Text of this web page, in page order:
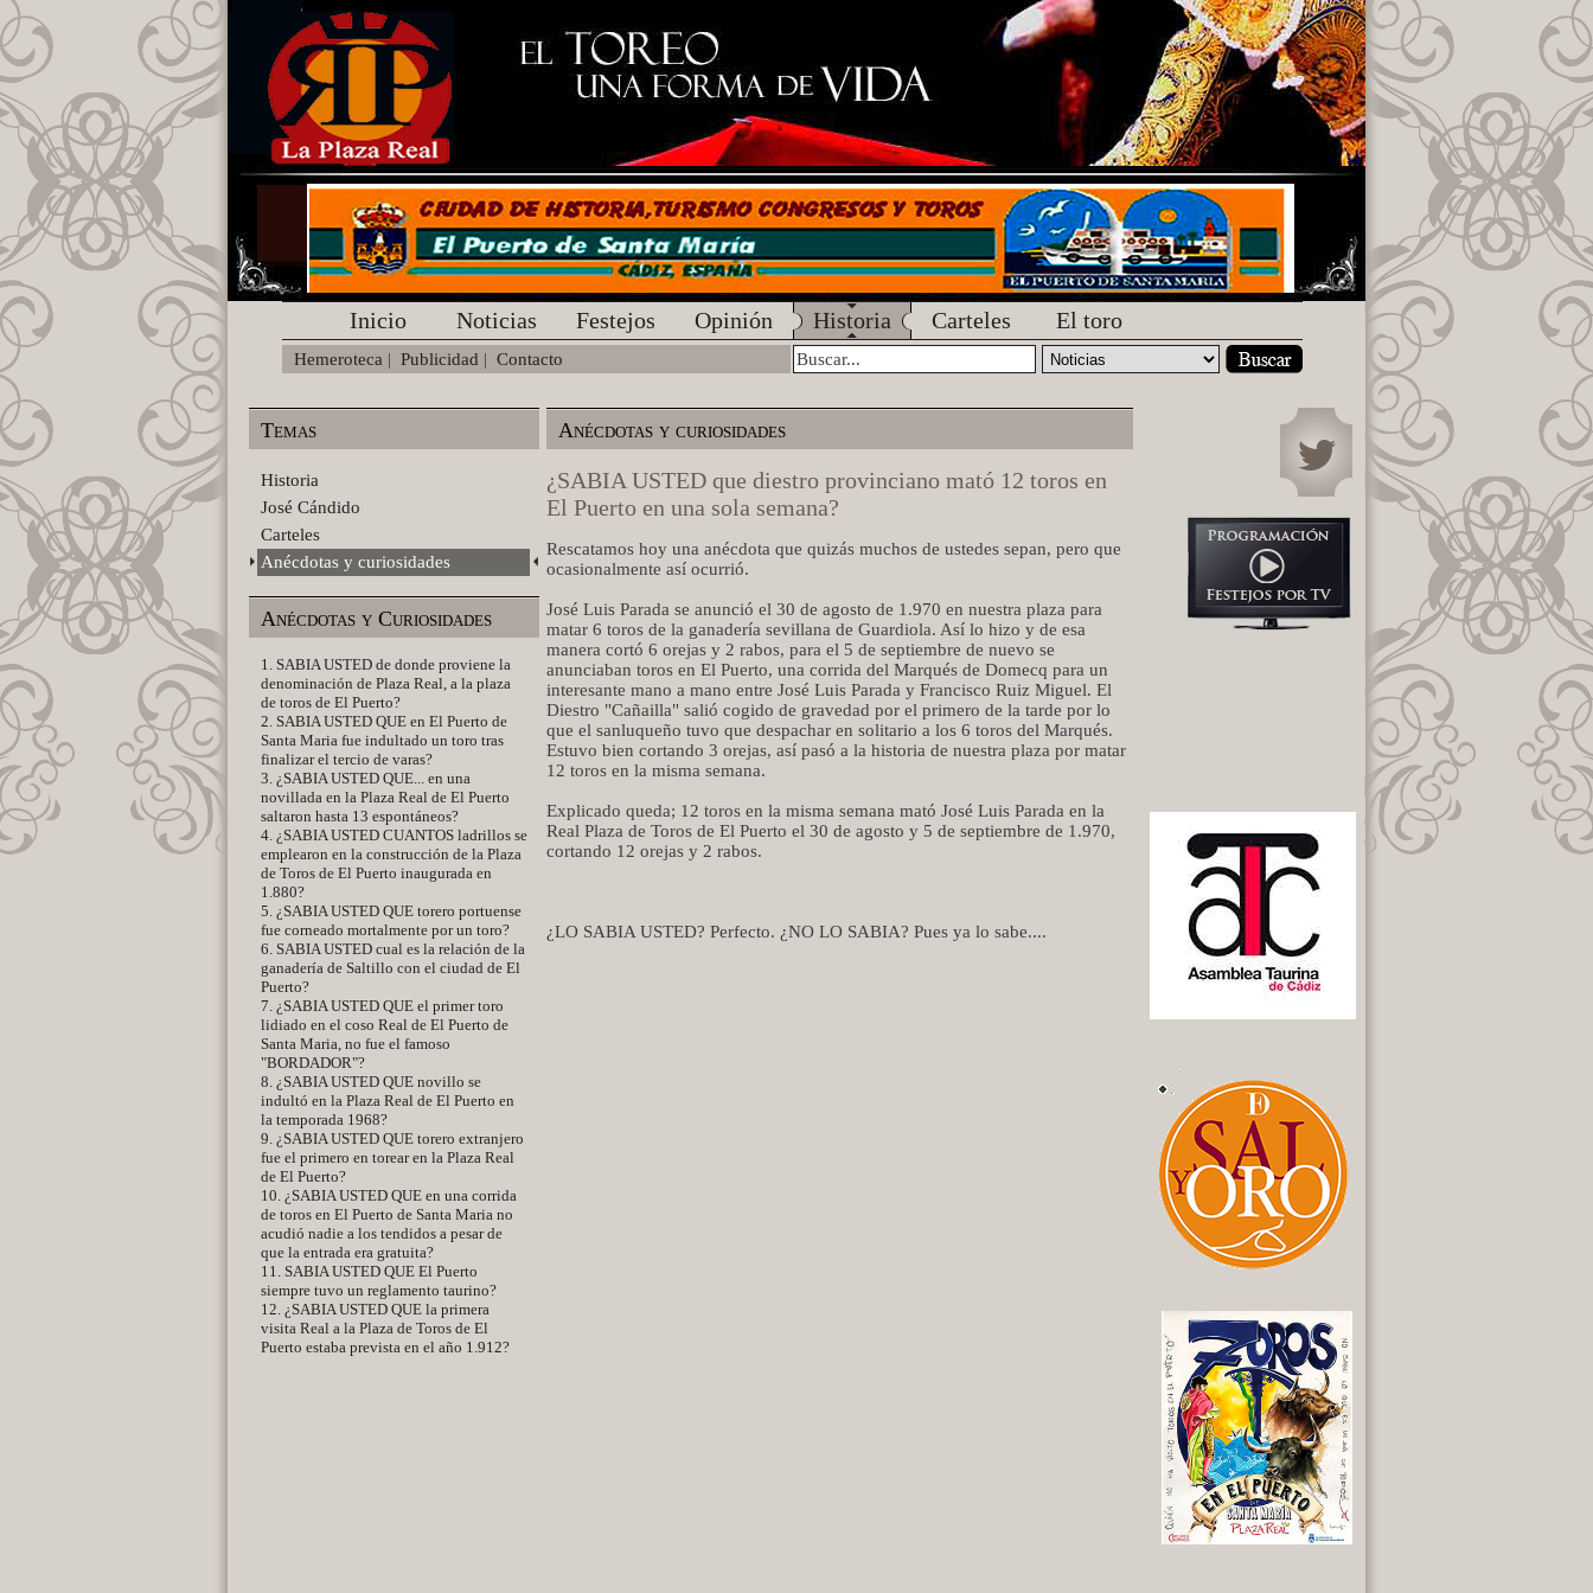
Inicio Noticias Festejos Opinión Historia Carteles El toro
Hemeroteca | Publicidad | Contacto
Temas
Historia
José Cándido
Carteles
Anécdotas y curiosidades
Anécdotas y Curiosidades
1. SABIA USTED de donde proviene la
denominación de Plaza Real, a la plaza
de toros de El Puerto?
2. SABIA USTED QUE en El Puerto de
Santa Maria fue indultado un toro tras
finalizar el tercio de varas?
3. ¿SABIA USTED QUE... en una
novillada en la Plaza Real de El Puerto
saltaron hasta 13 espontáneos?
4. ¿SABIA USTED CUANTOS ladrillos se
emplearon en la construcción de la Plaza
de Toros de El Puerto inaugurada en
1.880?
5. ¿SABIA USTED QUE torero portuense
fue corneado mortalmente por un toro?
6. SABIA USTED cual es la relación de la
ganadería de Saltillo con el ciudad de El
Puerto?
7. ¿SABIA USTED QUE el primer toro
lidiado en el coso Real de El Puerto de
Santa Maria, no fue el famoso
"BORDADOR"?
8. ¿SABIA USTED QUE novillo se
indultó en la Plaza Real de El Puerto en
la temporada 1968?
9. ¿SABIA USTED QUE torero extranjero
fue el primero en torear en la Plaza Real
de El Puerto?
10. ¿SABIA USTED QUE en una corrida
de toros en El Puerto de Santa Maria no
acudió nadie a los tendidos a pesar de
que la entrada era gratuita?
11. SABIA USTED QUE El Puerto
siempre tuvo un reglamento taurino?
12. ¿SABIA USTED QUE la primera
visita Real a la Plaza de Toros de El
Puerto estaba prevista en el año 1.912?
Anécdotas y curiosidades
¿SABIA USTED que diestro provinciano mató 12 toros en
El Puerto en una sola semana?
Rescatamos hoy una anécdota que quizás muchos de ustedes sepan, pero que
ocasionalmente así ocurrió.
José Luis Parada se anunció el 30 de agosto de 1.970 en nuestra plaza para
matar 6 toros de la ganadería sevillana de Guardiola. Así lo hizo y de esa
manera cortó 6 orejas y 2 rabos, para el 5 de septiembre de nuevo se
anunciaban toros en El Puerto, una corrida del Marqués de Domecq para un
interesante mano a mano entre José Luis Parada y Francisco Ruiz Miguel. El
Diestro "Cañailla" salió cogido de gravedad por el primero de la tarde por lo
que el sanluqueño tuvo que despachar en solitario a los 6 toros del Marqués.
Estuvo bien cortando 3 orejas, así pasó a la historia de nuestra plaza por matar
12 toros en la misma semana.
Explicado queda; 12 toros en la misma semana mató José Luis Parada en la
Real Plaza de Toros de El Puerto el 30 de agosto y 5 de septiembre de 1.970,
cortando 12 orejas y 2 rabos.
¿LO SABIA USTED? Perfecto. ¿NO LO SABIA? Pues ya lo sabe....